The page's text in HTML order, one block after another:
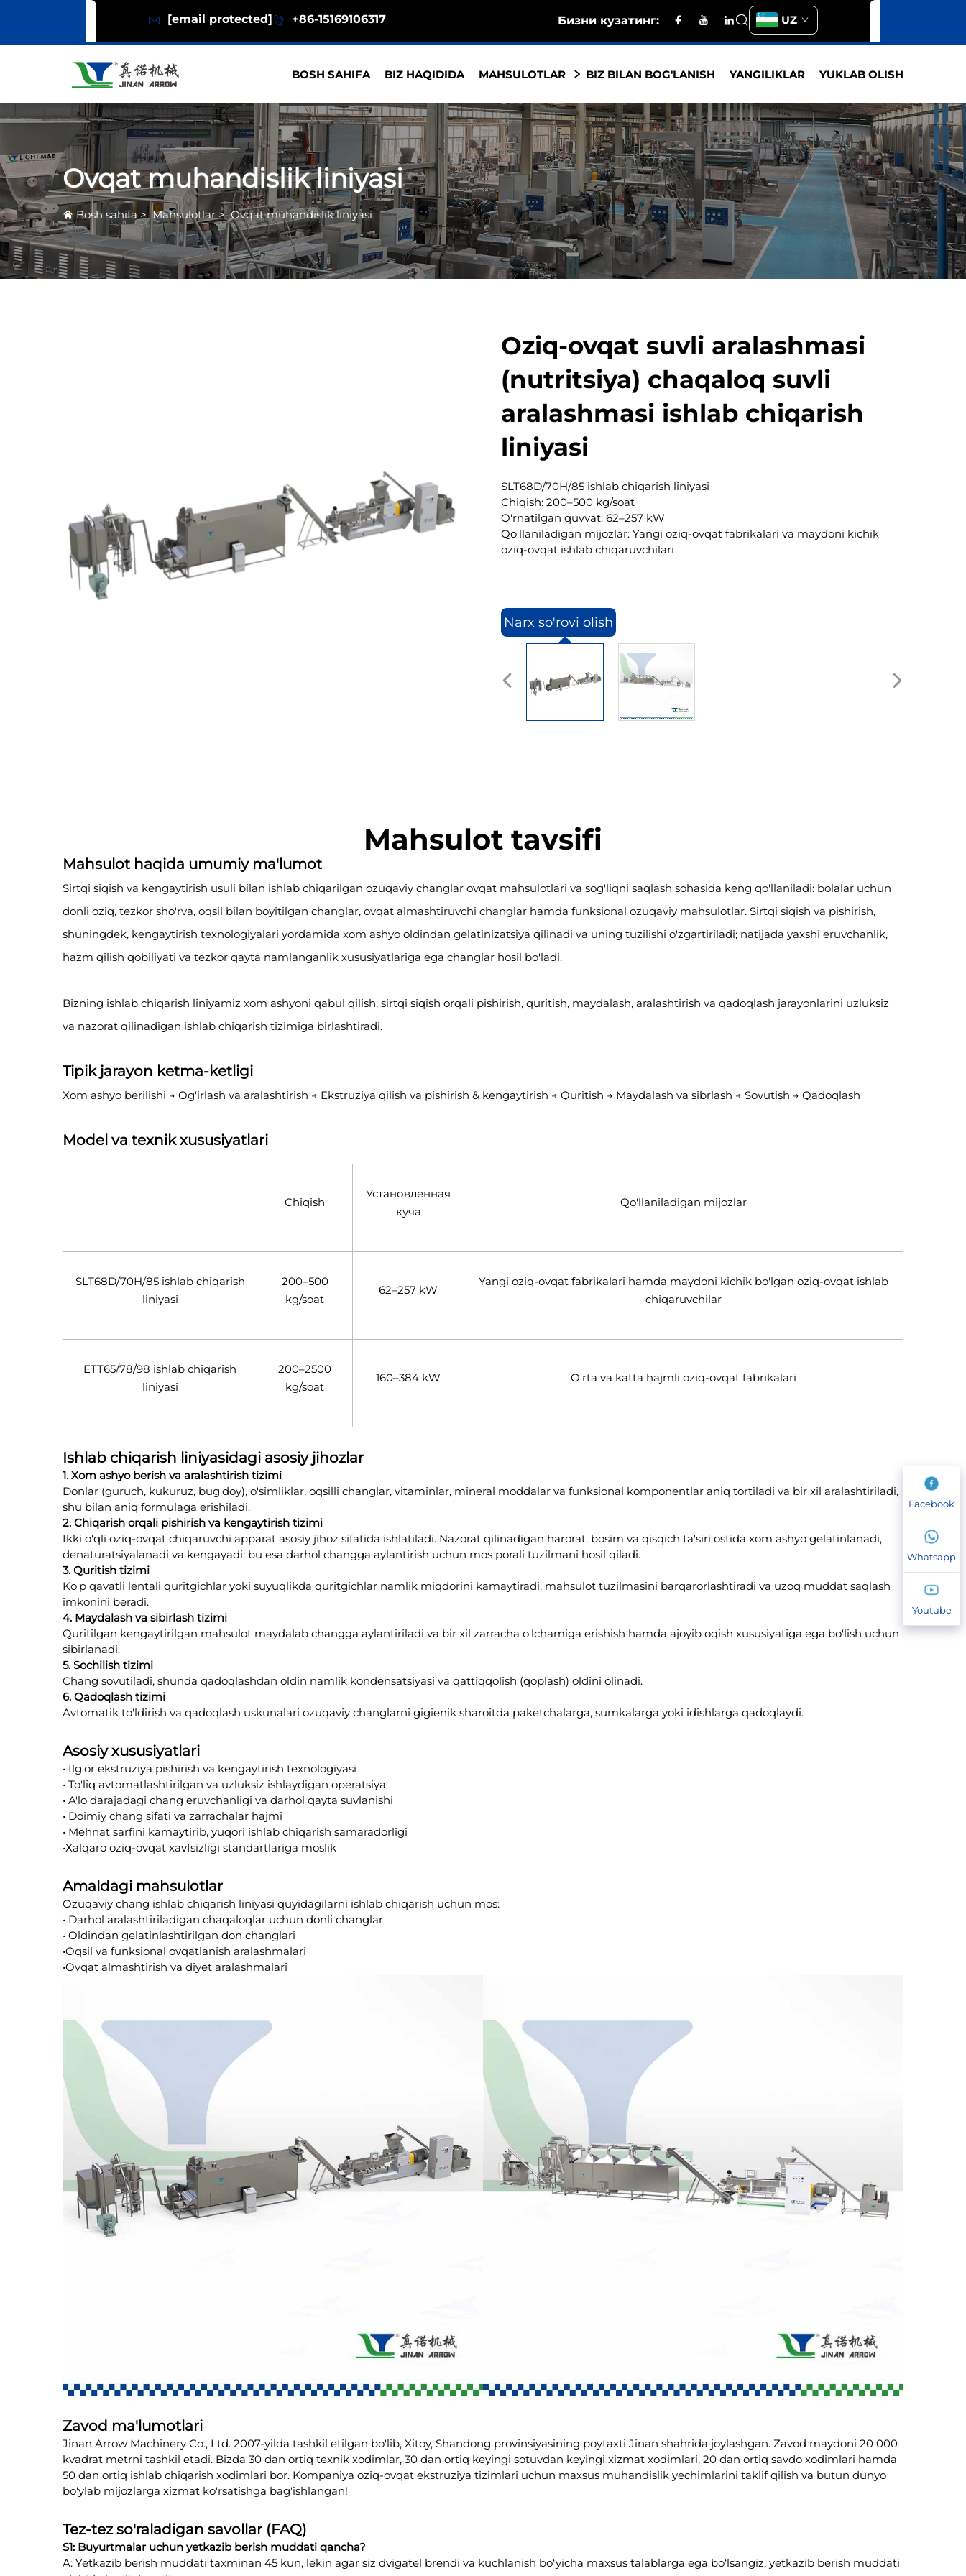
[email protected] +86-15169106317 Бизни кузатинг: UZ
BOSH SAHIFA BIZ HAQIDIDA MAHSULOTLAR BIZ BILAN BOG'LANISH YANGILIKLAR YUKLAB OLISH
Ovqat muhandislik liniyasi
Bosh sahifa > Mahsulotlar >Ovqat muhandislik liniyasi
Oziq-ovqat suvli aralashmasi
(nutritsiya) chaqaloq suvli
aralashmasi ishlab chiqarish
liniyasi
SLT68D/70H/85 ishlab chiqarish liniyasi
Chiqish: 200–500 kg/soat
O'rnatilgan quvvat: 62–257 kW
Qo'llaniladigan mijozlar: Yangi oziq-ovqat fabrikalari va maydoni kichik
oziq-ovqat ishlab chiqaruvchilari
Narx so'rovi olish
Mahsulot tavsifi
Mahsulot haqida umumiy ma'lumot
Sirtqi siqish va kengaytirish usuli bilan ishlab chiqarilgan ozuqaviy changlar ovqat mahsulotlari va sog'liqni saqlash sohasida keng qo'llaniladi: bolalar uchun
donli oziq, tezkor sho'rva, oqsil bilan boyitilgan changlar, ovqat almashtiruvchi changlar hamda funksional ozuqaviy mahsulotlar. Sirtqi siqish va pishirish,
shuningdek, kengaytirish texnologiyalari yordamida xom ashyo oldindan gelatinizatsiya qilinadi va uning tuzilishi o'zgartiriladi; natijada yaxshi eruvchanlik,
hazm qilish qobiliyati va tezkor qayta namlanganlik xususiyatlariga ega changlar hosil bo'ladi.
Bizning ishlab chiqarish liniyamiz xom ashyoni qabul qilish, sirtqi siqish orqali pishirish, quritish, maydalash, aralashtirish va qadoqlash jarayonlarini uzluksiz
va nazorat qilinadigan ishlab chiqarish tizimiga birlashtiradi.
Tipik jarayon ketma-ketligi
Xom ashyo berilishi → Og'irlash va aralashtirish → Ekstruziya qilish va pishirish & kengaytirish → Quritish → Maydalash va sibrlash → Sovutish → Qadoqlash
Model va texnik xususiyatlari
Chiqish
Установленная
куча
Qo'llaniladigan mijozlar
SLT68D/70H/85 ishlab chiqarish
liniyasi
200–500
kg/soat
62–257 kW
Yangi oziq-ovqat fabrikalari hamda maydoni kichik bo'lgan oziq-ovqat ishlab
chiqaruvchilar
ETT65/78/98 ishlab chiqarish
liniyasi
200–2500
kg/soat
160–384 kW O'rta va katta hajmli oziq-ovqat fabrikalari
Ishlab chiqarish liniyasidagi asosiy jihozlar
1. Xom ashyo berish va aralashtirish tizimi
Donlar (guruch, kukuruz, bug'doy), o'simliklar, oqsilli changlar, vitaminlar, mineral moddalar va funksional komponentlar aniq tortiladi va bir xil aralashtiriladi,
shu bilan aniq formulaga erishiladi.
2. Chiqarish orqali pishirish va kengaytirish tizimi
Ikki o'qli oziq-ovqat chiqaruvchi apparat asosiy jihoz sifatida ishlatiladi. Nazorat qilinadigan harorat, bosim va qisqich ta'siri ostida xom ashyo gelatinlanadi,
denaturatsiyalanadi va kengayadi; bu esa darhol changga aylantirish uchun mos porali tuzilmani hosil qiladi.
3. Quritish tizimi
Ko'p qavatli lentali quritgichlar yoki suyuqlikda quritgichlar namlik miqdorini kamaytiradi, mahsulot tuzilmasini barqarorlashtiradi va uzoq muddat saqlash
imkonini beradi.
4. Maydalash va sibirlash tizimi
Quritilgan kengaytirilgan mahsulot maydalab changga aylantiriladi va bir xil zarracha o'lchamiga erishish hamda ajoyib oqish xususiyatiga ega bo'lish uchun
sibirlanadi.
5. Sochilish tizimi
Chang sovutiladi, shunda qadoqlashdan oldin namlik kondensatsiyasi va qattiqqolish (qoplash) oldini olinadi.
6. Qadoqlash tizimi
Avtomatik to'ldirish va qadoqlash uskunalari ozuqaviy changlarni gigienik sharoitda paketchalarga, sumkalarga yoki idishlarga qadoqlaydi.
Asosiy xususiyatlari
• Ilg'or ekstruziya pishirish va kengaytirish texnologiyasi
• To'liq avtomatlashtirilgan va uzluksiz ishlaydigan operatsiya
• A'lo darajadagi chang eruvchanligi va darhol qayta suvlanishi
• Doimiy chang sifati va zarrachalar hajmi
• Mehnat sarfini kamaytirib, yuqori ishlab chiqarish samaradorligi
•Xalqaro oziq-ovqat xavfsizligi standartlariga moslik
Amaldagi mahsulotlar
Ozuqaviy chang ishlab chiqarish liniyasi quyidagilarni ishlab chiqarish uchun mos:
• Darhol aralashtiriladigan chaqaloqlar uchun donli changlar
• Oldindan gelatinlashtirilgan don changlari
•Oqsil va funksional ovqatlanish aralashmalari
•Ovqat almashtirish va diyet aralashmalari
Zavod ma'lumotlari
Jinan Arrow Machinery Co., Ltd. 2007-yilda tashkil etilgan bo'lib, Xitoy, Shandong provinsiyasining poytaxti Jinan shahrida joylashgan. Zavod maydoni 20 000
kvadrat metrni tashkil etadi. Bizda 30 dan ortiq texnik xodimlar, 30 dan ortiq keyingi sotuvdan keyingi xizmat xodimlari, 20 dan ortiq savdo xodimlari hamda
50 dan ortiq ishlab chiqarish xodimlari bor. Kompaniya oziq-ovqat ekstruziya tizimlari uchun maxsus muhandislik yechimlarini taklif qilish va butun dunyo
bo'ylab mijozlarga xizmat ko'rsatishga bag'ishlangan!
Tez-tez so'raladigan savollar (FAQ)
S1: Buyurtmalar uchun yetkazib berish muddati qancha?
A: Yetkazib berish muddati taxminan 45 kun, lekin agar siz dvigatel brendi va kuchlanish bo‘yicha maxsus talablarga ega bo‘lsangiz, yetkazib berish muddati
Facebook
Whatsapp
Youtube